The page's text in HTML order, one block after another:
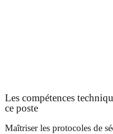
Les compétences
ce poste
Maîtriser les protocoles de